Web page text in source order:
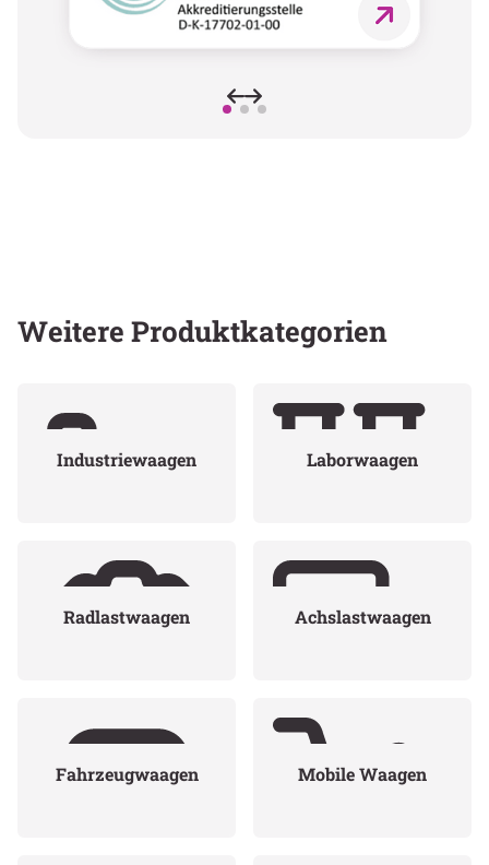
Weitere Produktkategorien
Industriewaagen Laborwaagen
Radlastwaagen Achslastwaagen
Fahrzeugwaagen Mobile Waagen